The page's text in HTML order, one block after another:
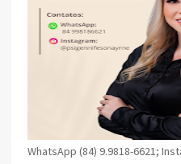
WhatsApp (84) 9.9818-6621;